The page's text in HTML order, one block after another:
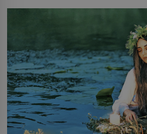
milostpaní. Stačí jenom na
množství růžového mušelínu.
Vezme do ruky dřevěnou